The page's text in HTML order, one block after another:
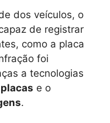
dos veículos, o
de registrar
como a placa
foi
a tecnologias
e o
.